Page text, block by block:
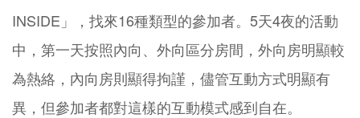
INSIDE」，找來16種類型的參加者。5天4夜的活動
中，第一天按照內向、外向區分房間，外向房明顯較
為熱絡，內向房則顯得拘謹，儘管互動方式明顯有
異，但參加者都對這樣的互動模式感到自在。